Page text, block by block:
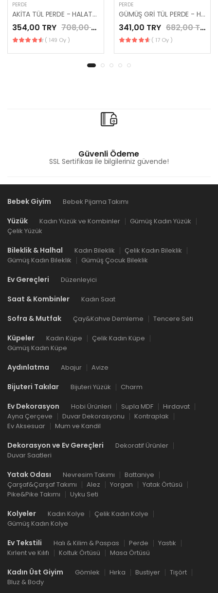
PERDE
AKİTA TÜL PERDE - HALATLI KRUVAZE PÜSKÜLLÜ TÜL PERDE
354,00 TRY 708,00 TRY
( 149 Oy )
PERDE
GÜMÜŞ GRİ TÜL PERDE - HALATLI KRUVAZE TÜL PERDE
341,00 TRY 682,00 TRY
( 17 Oy )
Güvenli Ödeme
SSL Sertifikası ile bilgileriniz güvende!
Bebek Giyim Bebek Pijama Takımı
Yüzük Kadın Yüzük ve Kombinler
Gümüş Kadın Yüzük
Çelik Yüzük
Bileklik & Halhal Kadın Bileklik
Çelik Kadın Bileklik
Gümüş Kadın Bileklik
Gümüş Çocuk Bileklik
Ev Gereçleri Düzenleyici
Saat & Kombinler Kadın Saat
Sofra & Mutfak Çay&Kahve Demleme Tencere Seti
Küpeler Kadın Küpe
Çelik Kadın Küpe
Gümüş Kadın Küpe
Aydınlatma Abajur Avize
Bijuteri Takılar Bijuteri Yüzük Charm
Ev Dekorasyon Hobi Ürünleri Supla MDF
Hırdavat
Ayna Çerçeve
Duvar Dekorasyonu
Kontraplak
Ev Aksesuar
Mum ve Kandil
Dekorasyon ve Ev Gereçleri
Dekoratif Ürünler
Duvar Saatleri
Yatak Odası Nevresim Takımı
Battaniye
Çarşaf&Çarşaf Takımı
Alez Yorgan
Yatak Örtüsü
Pike&Pike Takımı
Uyku Seti
Kolyeler Kadın Kolye
Çelik Kadın Kolye
Gümüş Kadın Kolye
Ev Tekstili Halı & Kilim & Paspas Perde
Yastık
Kırlent ve Kılıfı
Koltuk Örtüsü Masa Örtüsü
Kadın Üst Giyim Gömlek Hırka Bustiyer
Tişört
Bluz & Body